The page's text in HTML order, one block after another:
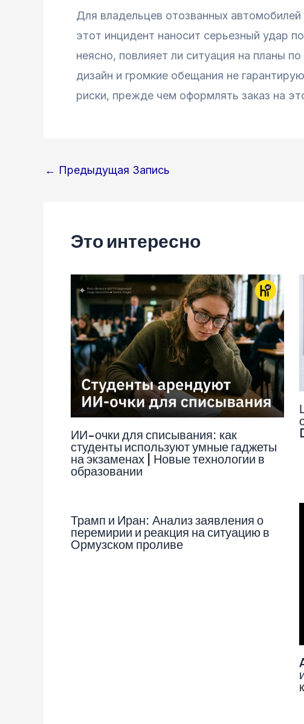
Для владельцев отозванных
этот инцидент наносит серьезный удар
неясно, повлияет ли ситуация на планы
дизайн и громкие обещания не
риски, прежде чем оформлять заказ на
Навигация
← Предыдущая Запись
Это интересно
ИИ-очки для списывания: как
студенты используют умные гаджеты
на экзаменах | Новые технологии в
образовании
Трамп и Иран: Анализ заявления о
перемирии и реакция на ситуацию в
Ормузском проливе